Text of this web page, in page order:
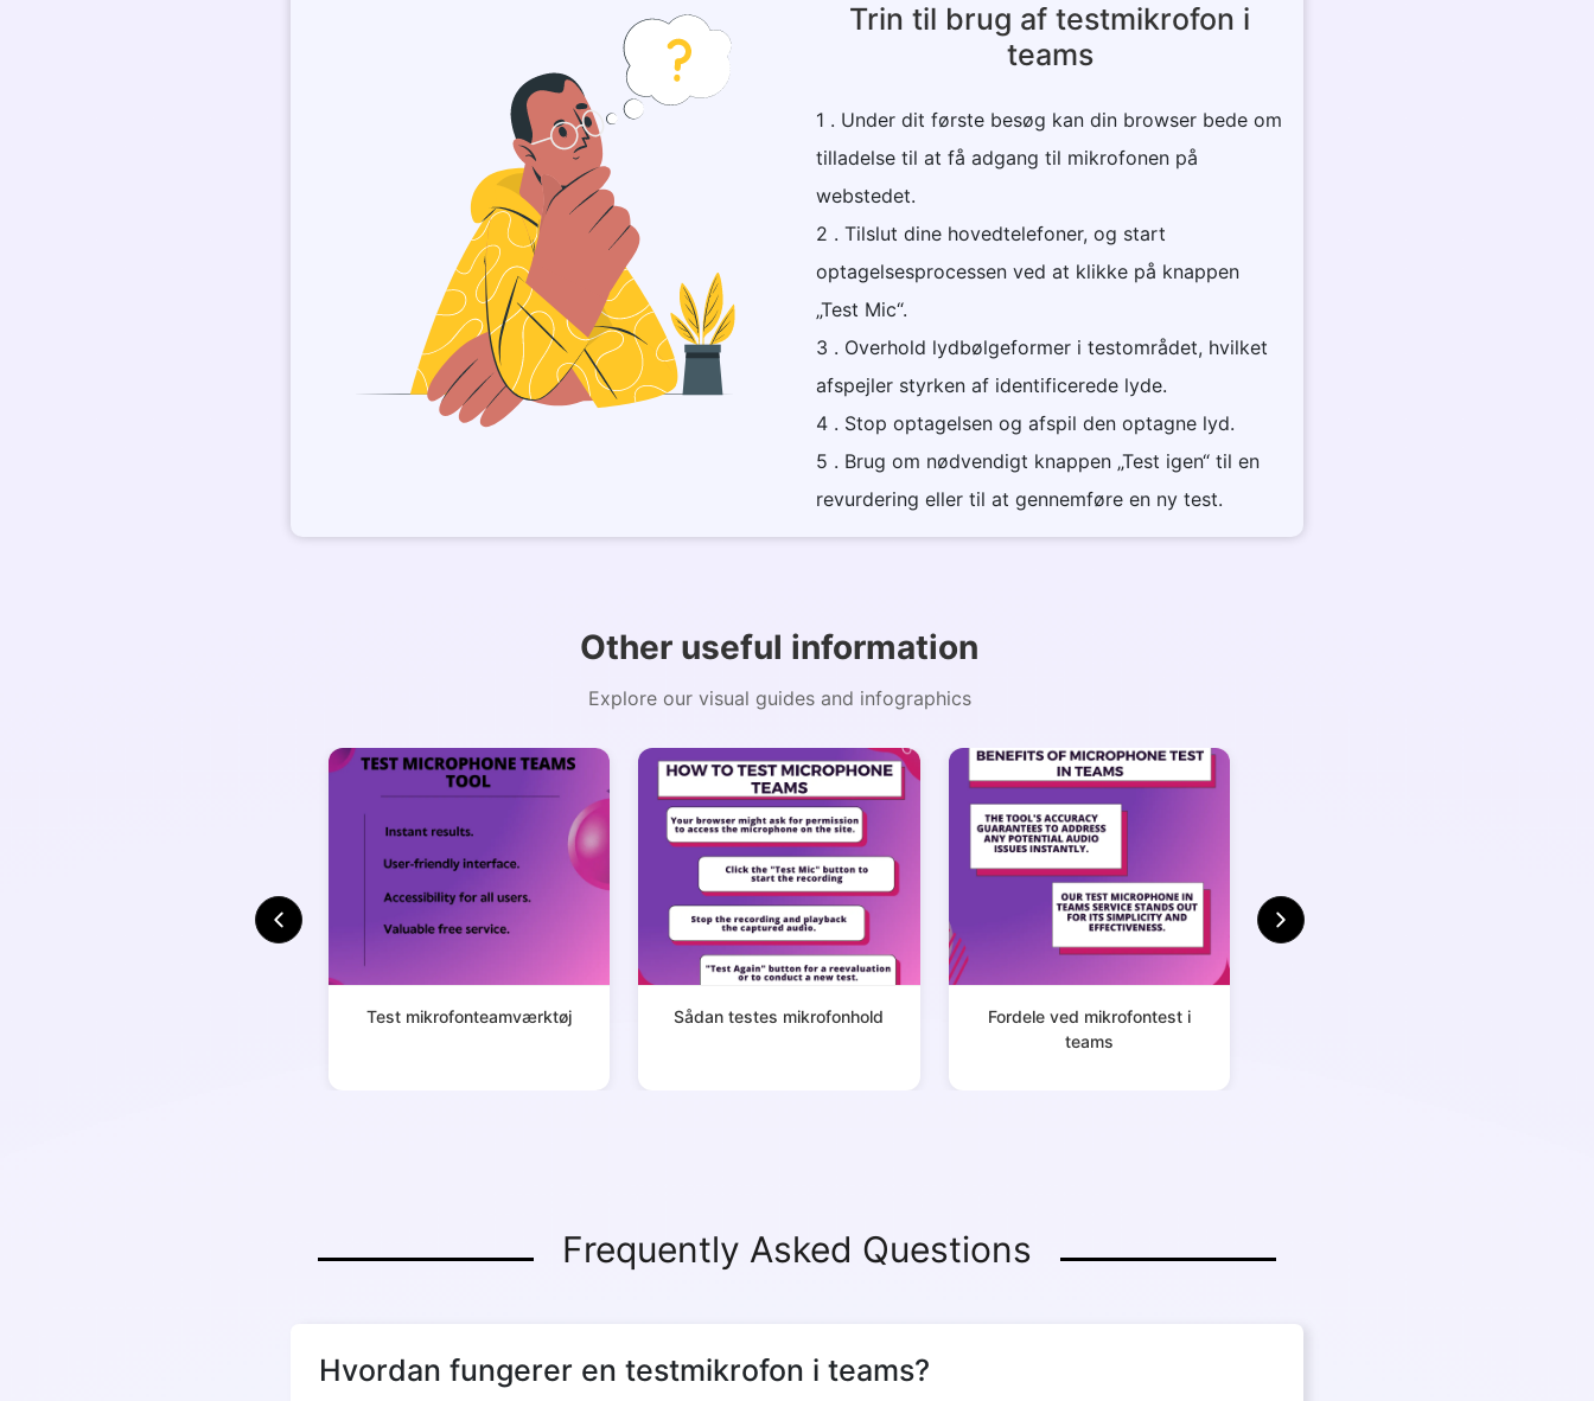
Trin til brug af testmikrofon i
teams
1 . Under dit første besøg kan din browser bede om
tilladelse til at få adgang til mikrofonen på
webstedet.
2 . Tilslut dine hovedtelefoner, og start
optagelsesprocessen ved at klikke på knappen
„Test Mic“.
3 . Overhold lydbølgeformer i testområdet, hvilket
afspejler styrken af identificerede lyde.
4 . Stop optagelsen og afspil den optagne lyd.
5 . Brug om nødvendigt knappen „Test igen“ til en
revurdering eller til at gennemføre en ny test.
Other useful information
Explore our visual guides and infographics
Test mikrofonteamværktøj Sådan testes mikrofonhold
Fordele ved mikrofontest i
teams
Frequently Asked Questions
Hvordan fungerer en testmikrofon i teams?